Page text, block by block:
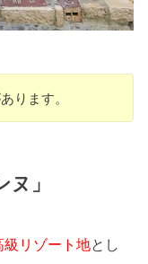
ります。
」
級リゾート地とし